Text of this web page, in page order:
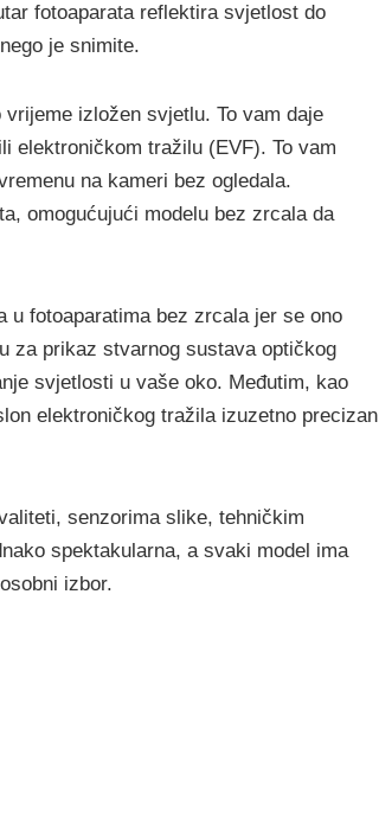
fotoaparata reflektira svjetlost do
je snimite.
izložen svjetlu. To vam daje
elektroničkom tražilu (EVF). To vam
na kameri bez ogledala.
omogućujući modelu bez zrcala da
u fotoaparatima bez zrcala jer se ono
za prikaz stvarnog sustava optičkog
svjetlosti u vaše oko. Međutim, kao
elektroničkog tražila izuzetno precizan
senzorima slike, tehničkim
spektakularna, a svaki model ima
izbor.